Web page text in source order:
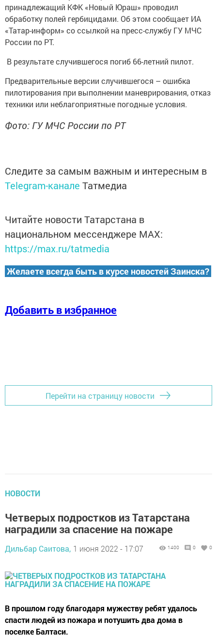
принадлежащий КФК «Новый Юраш» проводил
обработку полей гербицидами. Об этом сообщает ИА
«Татар-информ» со ссылкой на пресс-службу ГУ МЧС
России по РТ.
В результате случившегося погиб 66-летний пилот.
Предварительные версии случившегося – ошибка
пилотирования при выполнении маневрирования, отказ
техники или неблагоприятные погодные условия.
Фото: ГУ МЧС России по РТ
Следите за самым важным и интересным в
Telegram-канале Татмедиа
Читайте новости Татарстана в
национальном мессенджере MАХ:
https://max.ru/tatmedia
Желаете всегда быть в курсе новостей Заинска?
Добавить в избранное
Перейти на страницу новости
НОВОСТИ
Четверых подростков из Татарстана
наградили за спасение на пожаре
Дильбар Саитова, 1 июня 2022 - 17:07 1400 0 0
В прошлом году благодаря мужеству ребят удалось
спасти людей из пожара и потушить два дома в
поселке Балтаси.